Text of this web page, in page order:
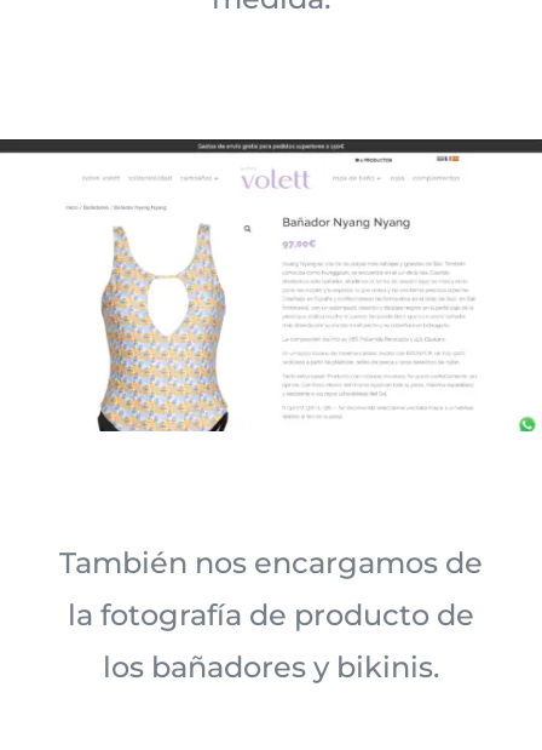
También nos encargamos de
la fotografía de producto de
los bañadores y bikinis.